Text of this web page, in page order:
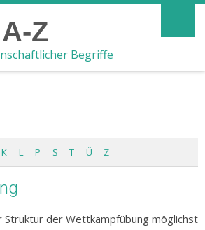
Z
Begriffe
K L P S T Ü Z
Struktur der Wettkampfübung möglichst